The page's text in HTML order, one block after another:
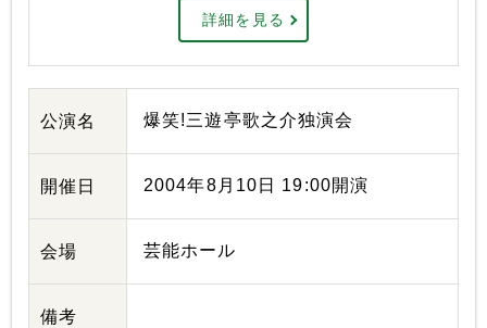
詳細を見る
公演名 爆笑!三遊亭歌之介独演会
開催日 2004年8月10日 19:00開演
会場 芸能ホール
備考